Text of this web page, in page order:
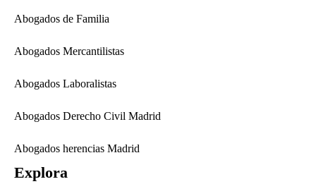
Abogados de Familia
Abogados Mercantilistas
Abogados Laboralistas
Abogados Derecho Civil Madrid
Abogados herencias Madrid
Explora